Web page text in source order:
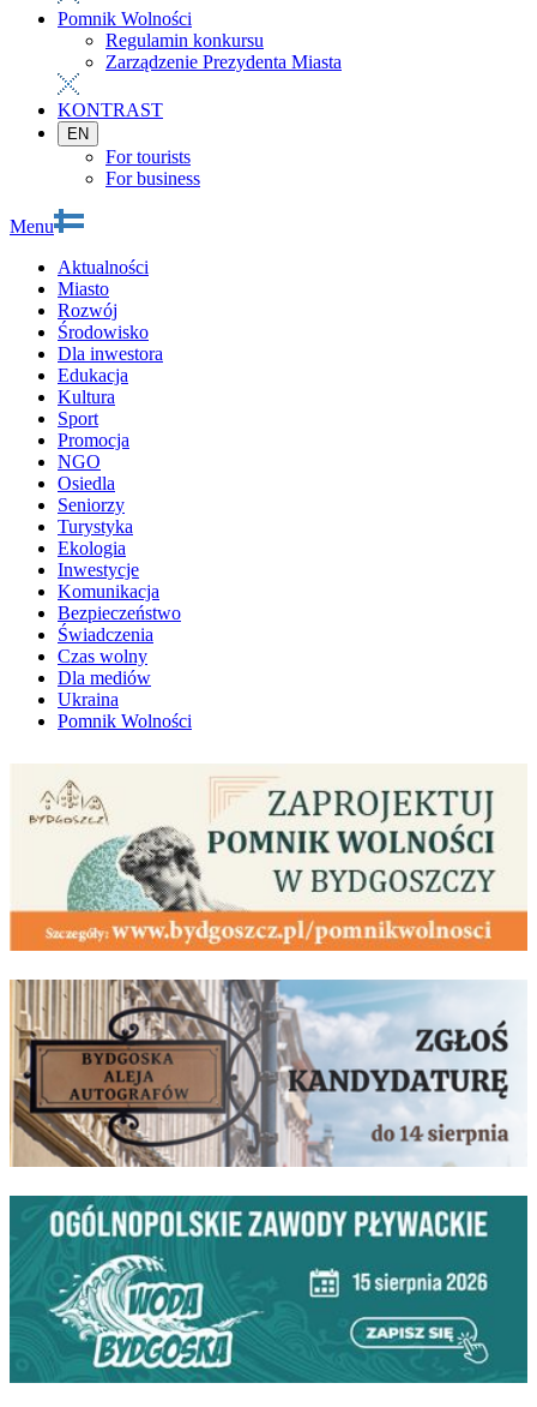
Pomnik Wolności
Regulamin konkursu
Zarządzenie Prezydenta Miasta
KONTRAST
EN
For tourists
For business
Menu
Aktualności
Miasto
Rozwój
Środowisko
Dla inwestora
Edukacja
Kultura
Sport
Promocja
NGO
Osiedla
Seniorzy
Turystyka
Ekologia
Inwestycje
Komunikacja
Bezpieczeństwo
Świadczenia
Czas wolny
Dla mediów
Ukraina
Pomnik Wolności